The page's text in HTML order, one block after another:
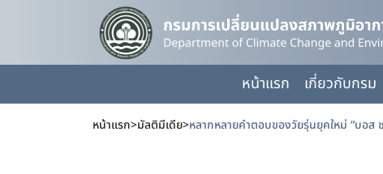
หน้าแรก เกี่ยวกับกรม
หน้าแรก>มัลติมีเดีย>หลากหลายคำตอบของวัยรุ่นยุคใหม่ “บอ